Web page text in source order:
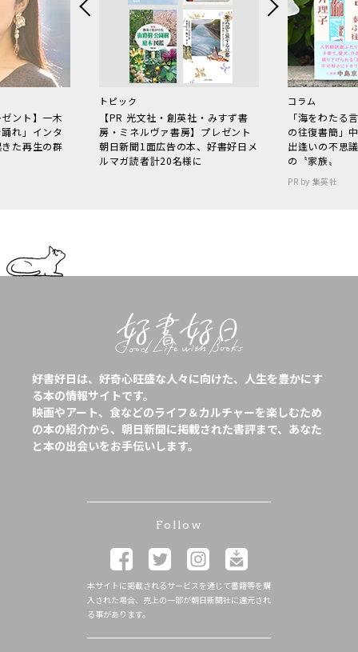
ント】一木
れ」インタ
た再生の群
トピック
【PR 光文社・創英社・みすず書
房・ミネルヴァ書房】プレゼント
朝日新聞1面広告の本、好書好日メ
ルマガ読者計20名様に
コラム
「海をわた
の往復書簡」
出逢いの不思
の〝家族〟
PR by 集英社
好書好日は、好奇心旺盛な人々に向けた、人生を豊かにす
る本の情報サイトです。
映画やアート、食などのライフ＆カルチャーを楽しむため
の本の紹介から、朝日新聞に掲載された書評まで、あなた
と本の出会いをお手伝いします。
Follow
本サイトに掲載されるサービスを通じて書籍等を購
入された場合、売上の一部が朝日新聞社に還元され
る事があります。